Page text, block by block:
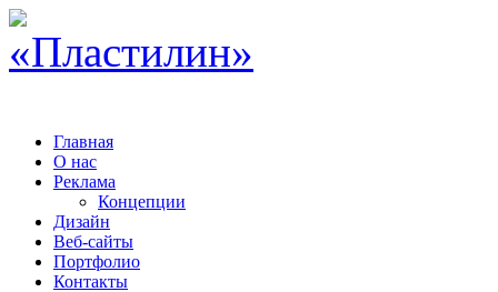
Главная
О нас
Реклама
Концепции
Дизайн
Веб-сайты
Портфолио
Контакты